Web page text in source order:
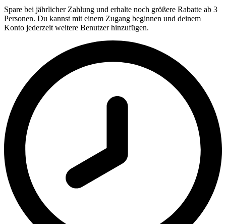
Spare bei jährlicher Zahlung und erhalte noch größere Rabatte ab 3
Personen. Du kannst mit einem Zugang beginnen und deinem
Konto jederzeit weitere Benutzer hinzufügen.